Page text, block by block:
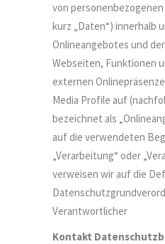
von
kurz „Daten“) innerhalb
Onlineangebotes und
Webseiten, Funktionen
externen
Media Profile auf
bezeichnet als
auf die verwendeten
„Verarbeitung“ oder
verweisen wir auf die
Verantwortlicher
Kontakt